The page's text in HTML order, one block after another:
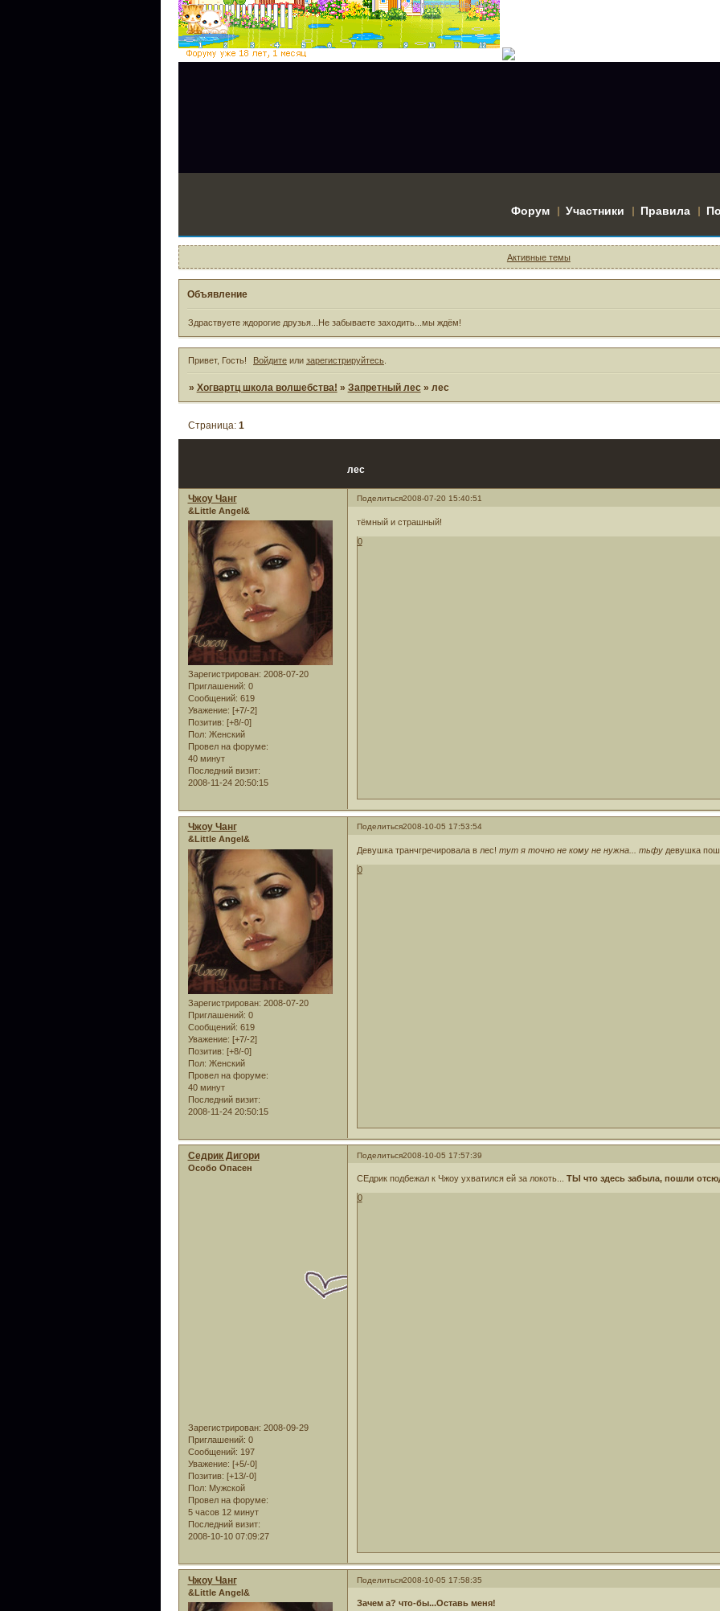
Форум Участники Правила
Активные темы
Объявление
Здраствуете ждорогие друзья...Не забываете заходить...мы ждём!
Привет, Гость! Войдите или зарегистрируйтесь
» Хогвартц школа волшебства! » Запретный лес » лес
лес
Страница: 1
Поделиться2008-07-20 15:40:51
Чжоу Чанг
&Little Angel&
Зарегистрирован: 2008-07-20
Приглашений: 0
Сообщений: 619
Уважение: [+7/-2]
Позитив: [+8/-0]
Пол: Женский
Провел на форуме:
40 минут
Последний визит:
2008-11-24 20:50:15
тёмный и страшный!
0
Поделиться2008-10-05 17:53:54
Чжоу Чанг
&Little Angel&
Зарегистрирован: 2008-07-20
Приглашений: 0
Сообщений: 619
Уважение: [+7/-2]
Позитив: [+8/-0]
Пол: Женский
Провел на форуме:
40 минут
Последний визит:
2008-11-24 20:50:15
Девушка транчгречировала в лес! тут я точно не кому не нужна... тьфудевушка
0
Поделиться2008-10-05 17:57:39
Седрик Дигори
Особо Опасен
Зарегистрирован: 2008-09-29
Приглашений: 0
Сообщений: 197
Уважение: [+5/-0]
Позитив: [+13/-0]
Пол: Мужской
Провел на форуме:
5 часов 12 минут
Последний визит:
2008-10-10 07:09:27
СЕдрик подбежал к Чжоу ухватился ей за локоть... ТЫ что здесь забыла, пошли
0
Поделиться2008-10-05 17:58:35
Чжоу Чанг
&Little Angel&
Зачем а? что-бы...Оставь меня!